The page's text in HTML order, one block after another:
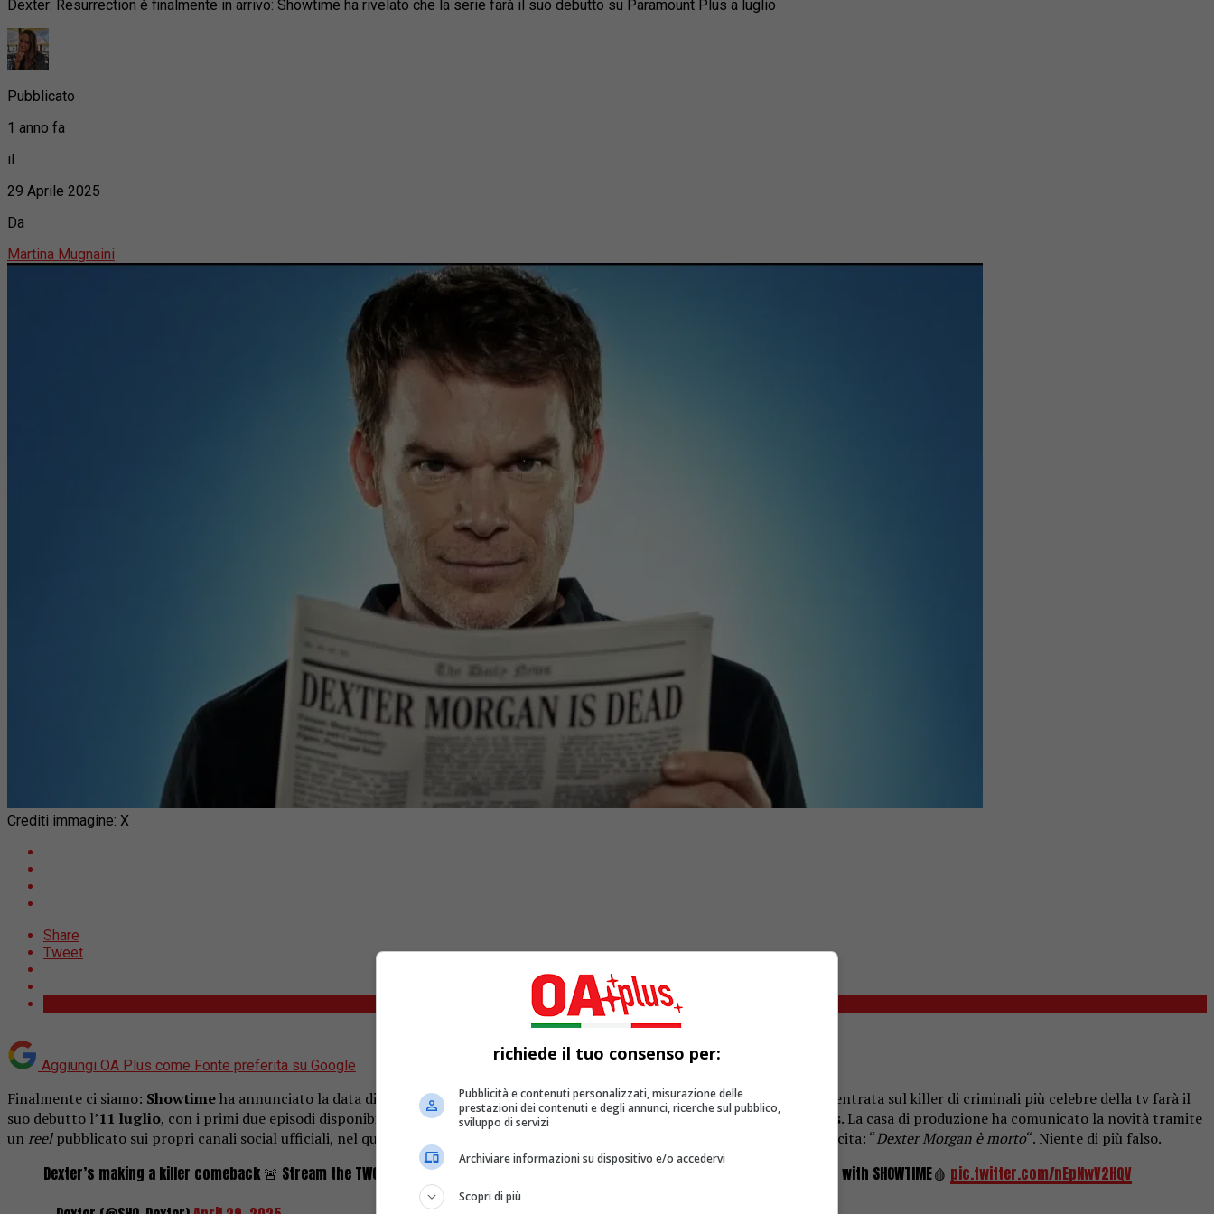
Dexter: Resurrection è finalmente in arrivo: Showtime ha rivelato che la serie farà il suo debutto su Paramount Plus a luglio
Pubblicato
1 anno fa
il
29 Aprile 2025
Da
Martina Mugnaini
Crediti immagine: X
Share
Tweet
Aggiungi OA Plus come Fonte preferita su Google
Finalmente ci siamo: Showtimeha annunciato la data di uscita diDexter: Resurrection. L’attesissimosequeldella serie tv incentrata sul killer di criminali più celebre della tv farà il
suo debutto l’11 luglio, con i primi due episodi disponibili in anteprima sulla piattaforma di streaming onlineParamount Plus. La casa di produzione ha comunicato la novità tramite
un reelpubblicato sui propri canali social ufficiali, nel quale si vede l’iconico protagonista leggere un articolo di giornale che recita: “Dexter Morgan è morto“. Niente di più falso.
Dexter’s making a killer comeback 🚨 Stream the TWO episode premiere of with SHOWTIME🩸 pic.twitter.com/nEpNwV2HQV
richiede il tuo consenso per:
Pubblicità e contenuti personalizzati, misurazione delle
prestazioni dei contenuti e degli annunci, ricerche sul pubblico,
sviluppo di servizi
Archiviare informazioni su dispositivo e/o accedervi
Scopri di più